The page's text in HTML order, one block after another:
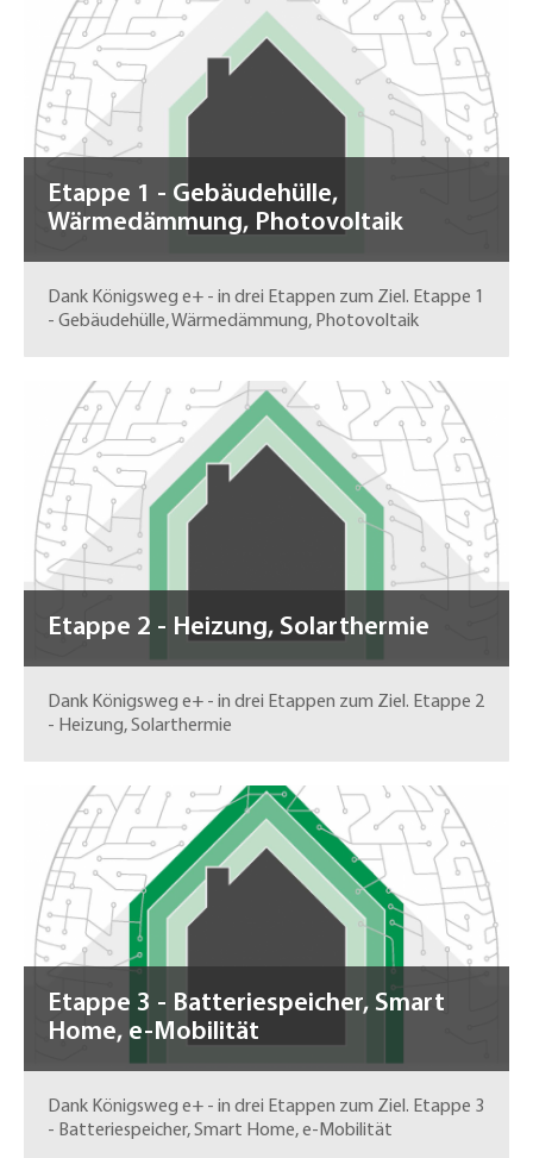
Etappe 1 - Gebäudehülle,
Wärmedämmung, Photovoltaik
Dank Königsweg e+ - in drei Etappen zum Ziel. Etappe 1
- Gebäudehülle, Wärmedämmung, Photovoltaik
Etappe 2 - Heizung, Solarthermie
Dank Königsweg e+ - in drei Etappen zum Ziel. Etappe 2
- Heizung, Solarthermie
Etappe 3 - Batteriespeicher, Smart
Home, e-Mobilität
Dank Königsweg e+ - in drei Etappen zum Ziel. Etappe 3
- Batteriespeicher, Smart Home, e-Mobilität